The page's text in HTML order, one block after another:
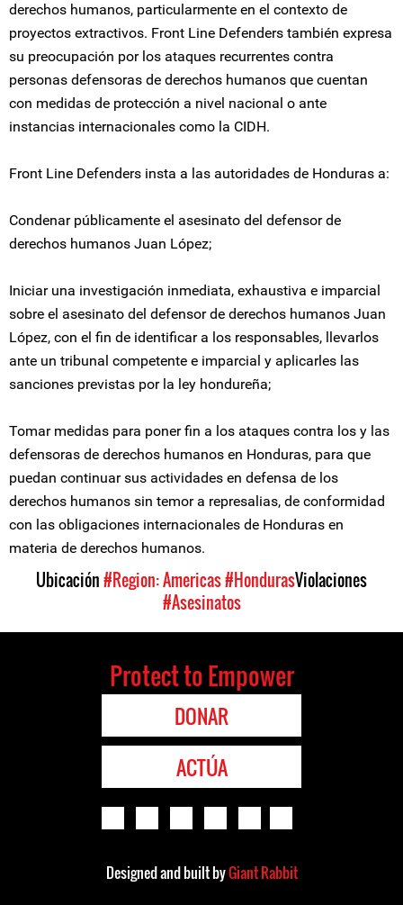
derechos humanos, particularmente en el contexto de
proyectos extractivos. Front Line Defenders también expresa
su preocupación por los ataques recurrentes contra
personas defensoras de derechos humanos que cuentan
con medidas de protección a nivel nacional o ante
instancias internacionales como la CIDH.
Front Line Defenders insta a las autoridades de Honduras a:
Condenar públicamente el asesinato del defensor de
derechos humanos Juan López;
Iniciar una investigación inmediata, exhaustiva e imparcial
sobre el asesinato del defensor de derechos humanos Juan
López, con el fin de identificar a los responsables, llevarlos
ante un tribunal competente e imparcial y aplicarles las
sanciones previstas por la ley hondureña;
Tomar medidas para poner fin a los ataques contra los y las
defensoras de derechos humanos en Honduras, para que
puedan continuar sus actividades en defensa de los
derechos humanos sin temor a represalias, de conformidad
con las obligaciones internacionales de Honduras en
materia de derechos humanos.
Ubicación#Region: Americas#HondurasViolaciones
#Asesinatos
Protect to Empower
DONAR
ACTÚA
Designed and built byGiant Rabbit